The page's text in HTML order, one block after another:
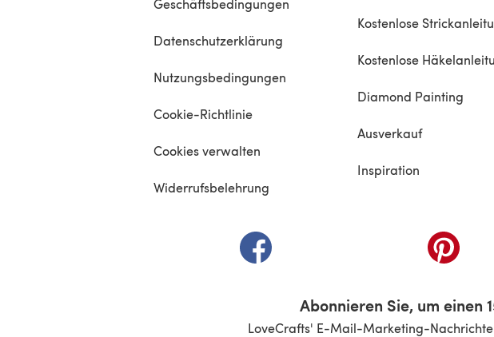
Geschäftsbedingungen
Datenschutzerklärung
Nutzungsbedingungen
Cookie-Richtlinie
Cookies verwalten
Widerrufsbelehrung
Kostenlose
Kostenlose
Diamond Painting
Ausverkauf
Inspiration
(öffnet sich in einem neuen Tab)(öffnet
Abonnieren Sie, um einen
LoveCrafts' E-Mail-Marketing-